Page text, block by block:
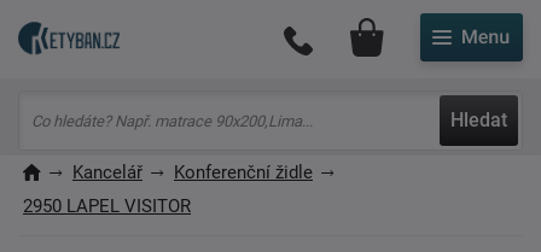
Hledat
Můj účet
Kancelář
Konferenční židle
2950 LAPEL VISITOR